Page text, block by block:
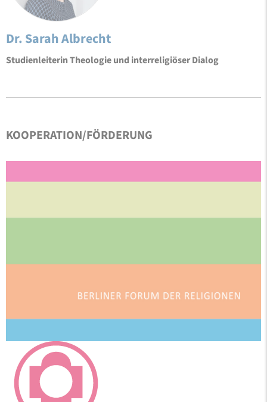
Dr. Sarah Albrecht
Studienleiterin Theologie und interreligiöser Dialog
KOOPERATION/FÖRDERUNG